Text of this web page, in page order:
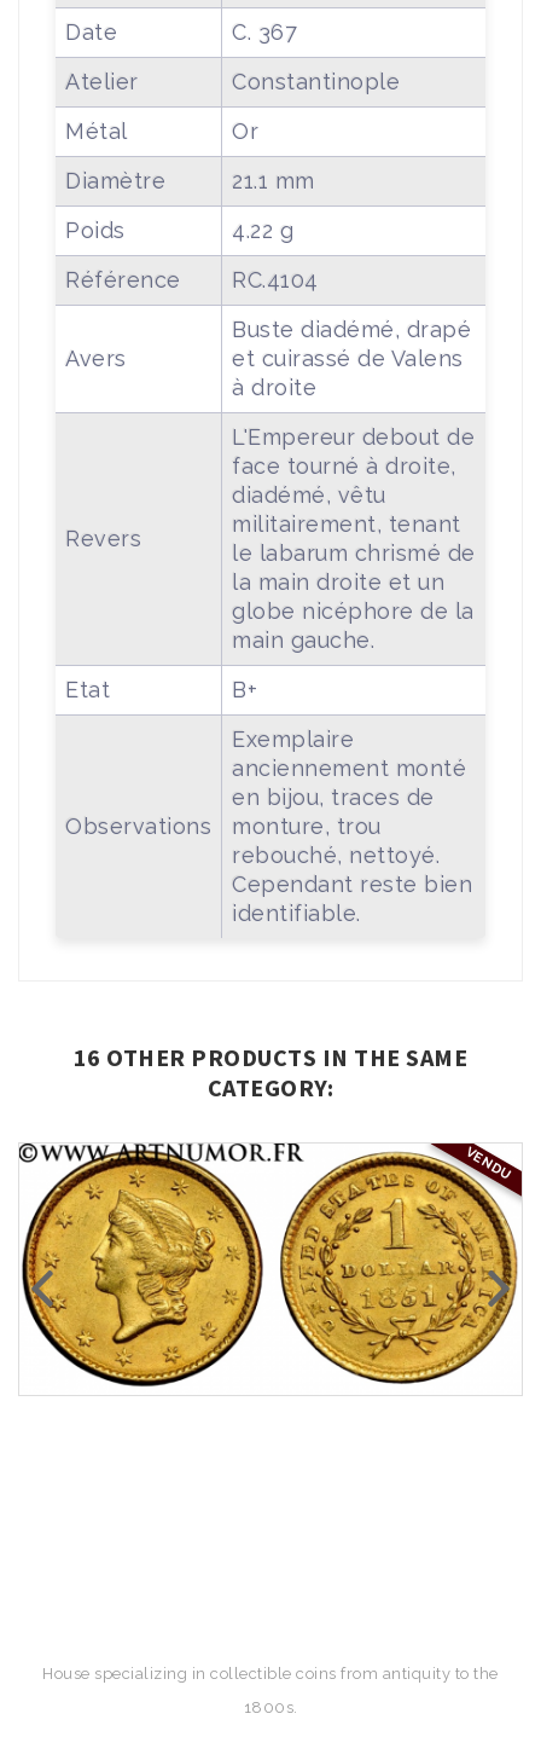
Date
C. 367
Atelier
Constantinople
Métal
Or
Diamètre
21.1 mm
Poids
4.22 g
Référence
RC.4104
Avers
Buste diadémé, drapé
et cuirassé de Valens
à droite
Revers
L'Empereur debout de
face tourné à droite,
diadémé, vêtu
militairement, tenant
le labarum chrismé de
la main droite et un
globe nicéphore de la
main gauche.
Etat
B+
Observations
Exemplaire
anciennement monté
en bijou, traces de
monture, trou
rebouché, nettoyé.
Cependant reste bien
identifiable.
16 OTHER PRODUCTS IN THE SAME
CATEGORY:
VENDU
House specializing in collectible coins from antiquity to the
1800s.